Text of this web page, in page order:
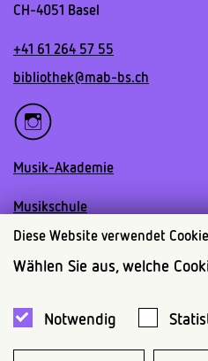
CH-4051 Basel
+41 61 264 57 55
bibliothek@mab-bs.ch
Musik-Akademie
Musikschule
Institut Klassik
Jazzcampus
Diese Website verwendet
Wählen Sie aus, welche
Notwendig